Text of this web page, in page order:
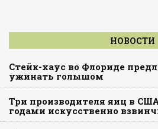
НОВОСТИ
Стейк-хаус во Флориде
ужинать голышом
Три производителя яиц в
годами искусственно